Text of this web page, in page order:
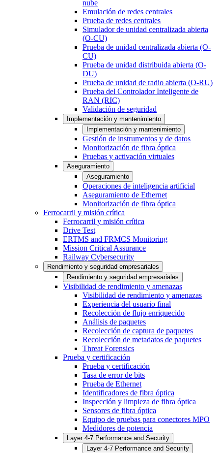
nube
Emulación de redes centrales
Prueba de redes centrales
Simulador de unidad centralizada abierta
(O-CU)
Prueba de unidad centralizada abierta (O-
CU)
Prueba de unidad distribuida abierta (O-
DU)
Prueba de unidad de radio abierta (O-RU)
Prueba del Controlador Inteligente de
RAN (RIC)
Validación de seguridad
Implementación y mantenimiento
Implementación y mantenimiento
Gestión de instrumentos y de datos
Monitorización de fibra óptica
Pruebas y activación virtuales
Aseguramiento
Aseguramiento
Operaciones de inteligencia artificial
Aseguramiento de Ethernet
Monitorización de fibra óptica
Ferrocarril y misión crítica
Ferrocarril y misión crítica
Drive Test
ERTMS and FRMCS Monitoring
Mission Critical Assurance
Railway Cybersecurity
Rendimiento y seguridad empresariales
Rendimiento y seguridad empresariales
Visibilidad de rendimiento y amenazas
Visibilidad de rendimiento y amenazas
Experiencia del usuario final
Recolección de flujo enriquecido
Análisis de paquetes
Recolección de captura de paquetes
Recolección de metadatos de paquetes
Threat Forensics
Prueba y certificación
Prueba y certificación
Tasa de error de bits
Prueba de Ethernet
Identificadores de fibra óptica
Inspección y limpieza de fibra óptica
Sensores de fibra óptica
Equipo de pruebas para conectores MPO
Medidores de potencia
Layer 4-7 Performance and Security
Layer 4-7 Performance and Security